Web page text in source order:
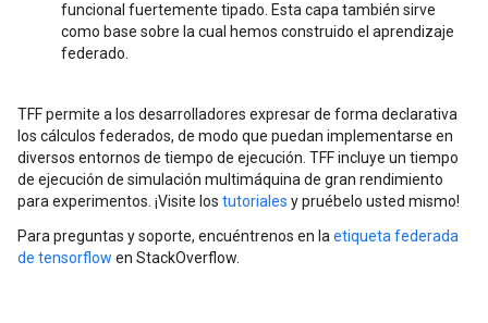
funcional fuertemente tipado. Esta capa también sirve
como base sobre la cual hemos construido el aprendizaje
federado.
TFF permite a los desarrolladores expresar de forma declarativa
los cálculos federados, de modo que puedan implementarse en
diversos entornos de tiempo de ejecución. TFF incluye un tiempo
de ejecución de simulación multimáquina de gran rendimiento
para experimentos. ¡Visite los tutoriales y pruébelo usted mismo!
Para preguntas y soporte, encuéntrenos en la etiqueta federada
de tensorflow en StackOverflow.